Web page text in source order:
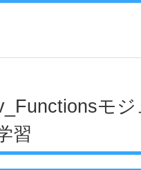
モ
習